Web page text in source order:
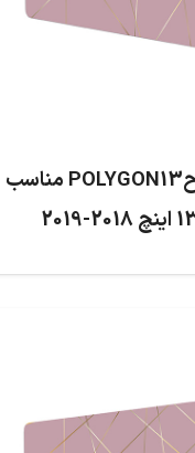
برچسب تزئینی طرحPOLYGON13 مناسب